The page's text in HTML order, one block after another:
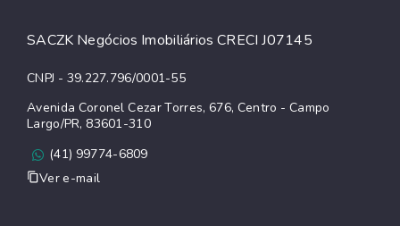
SACZK Negócios Imobiliários CRECI J07145
CNPJ - 39.227.796/0001-55
Avenida Coronel Cezar Torres, 676, Centro - Campo
Largo/PR, 83601-310
(41) 99774-6809
Ver e-mail